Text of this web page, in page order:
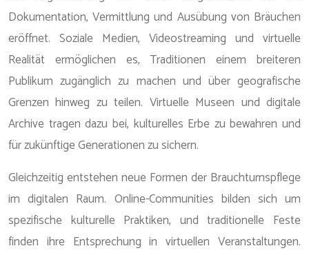
Dokumentation, Vermittlung und Ausübung von Bräuchen
eröffnet. Soziale Medien, Videostreaming und virtuelle
Realität ermöglichen es, Traditionen einem breiteren
Publikum zugänglich zu machen und über geografische
Grenzen hinweg zu teilen. Virtuelle Museen und digitale
Archive tragen dazu bei, kulturelles Erbe zu bewahren und
für zukünftige Generationen zu sichern.
Gleichzeitig entstehen neue Formen der Brauchtumspflege
im digitalen Raum. Online-Communities bilden sich um
spezifische kulturelle Praktiken, und traditionelle Feste
finden ihre Entsprechung in virtuellen Veranstaltungen.